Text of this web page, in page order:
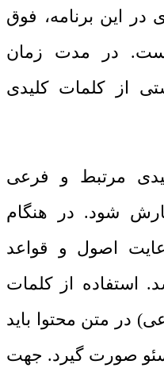
در این برنامه، فوق
در مدت زمان
از کلمات کلیدی
مرتبط و فرعی
شود. در هنگام
اصول و قواعد
استفاده از کلمات
در متن محتوا باید
صورت گیرد. جهت